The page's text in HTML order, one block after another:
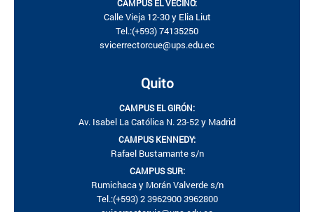
CAMPUS EL VECINO:
Calle Vieja 12-30 y Elia Liut
Tel.:(+593) 74135250
svicerrectorcue@ups.edu.ec
Quito
CAMPUS EL GIRÓN:
Av. Isabel La Católica N. 23-52 y Madrid
CAMPUS KENNEDY:
Rafael Bustamante s/n
CAMPUS SUR:
Rumichaca y Morán Valverde s/n
Tel.:(+593) 2 3962900 3962800